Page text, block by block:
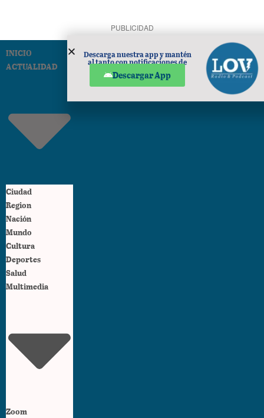
PUBLICIDAD
INICIO
ACTUALIDAD
Ciudad
Region
Nación
Mundo
Cultura
Deportes
Salud
Multimedia
Zoom
Descarga nuestra app y mantén
al tanto con notificaciones de
Descargar App